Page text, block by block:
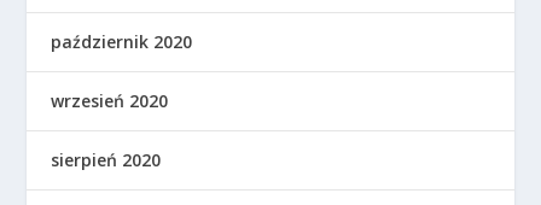
październik 2020
wrzesień 2020
sierpień 2020